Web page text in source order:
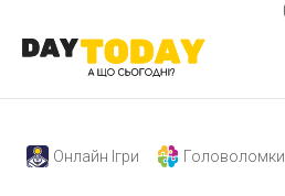
Онлайн Ігри Головоломки